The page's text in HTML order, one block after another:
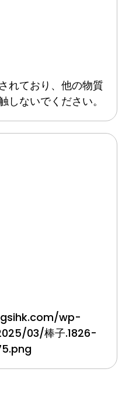
れており、他の物質
しないでください。
wp-
03/棒子.1826-